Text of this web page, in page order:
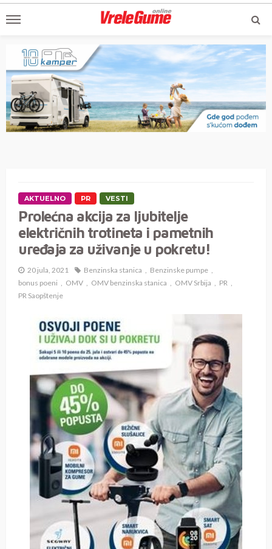
AKTUELNO PR VESTI
Prolećna akcija za ljubitelje
električnih trotineta i pametnih
uređaja za uživanje u pokretu!
20 jula, 2021 Benzinska stanica
Benzinske pumpe
bonus poeni
OMV OMV benzinska stanica OMV Srbija
PR
PR Saopštenje